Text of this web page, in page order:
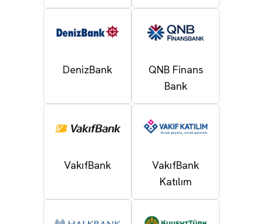
DenizBank
QNB Finans
Bank
VakıfBank
VakıfBank
Katılım